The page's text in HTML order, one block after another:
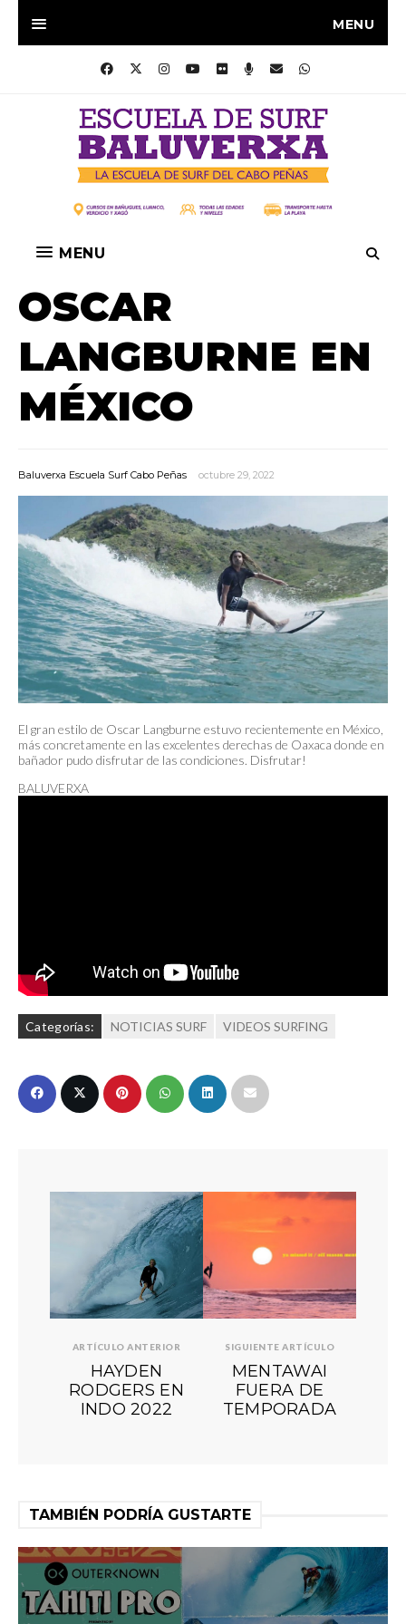
MENU
MENU
OSCAR
LANGBURNE EN
MÉXICO
Baluverxa Escuela Surf Cabo Peñas octubre 29, 2022
El gran estilo de Oscar Langburne estuvo recientemente en México,
más concretamente en las excelentes derechas de Oaxaca donde en
bañador pudo disfrutar de las condiciones. Disfrutar!
BALUVERXA
Categorías: NOTICIAS SURF VIDEOS SURFING
ARTÍCULO ANTERIOR
HAYDEN
RODGERS EN
INDO 2022
SIGUIENTE ARTÍCULO
MENTAWAI
FUERA DE
TEMPORADA
TAMBIÉN PODRÍA GUSTARTE